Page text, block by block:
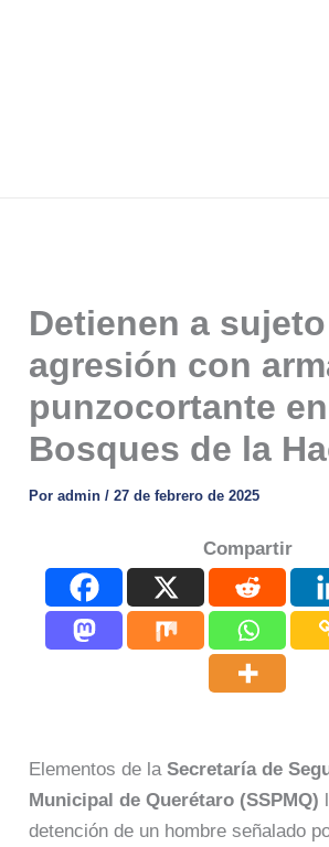
Detienen a
agresión con
punzocortante en
Bosques de la
Poradmin/27 de febrero de 2025
Compartir
Elementos de laSecretaría de
Municipal de Querétaro (SSPMQ)
detención de un hombre señalado